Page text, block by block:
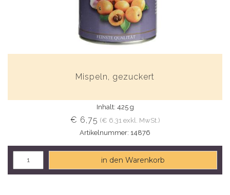
Mispeln, gezuckert
Inhalt: 425 g
€ 6,75 (€ 6,31 exkl. MwSt.)
Artikelnummer: 14876
in den Warenkorb